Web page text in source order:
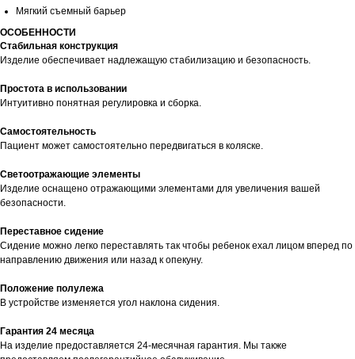
Мягкий съемный барьер
ОСОБЕННОСТИ
Стабильная конструкция
Изделие обеспечивает надлежащую стабилизацию и безопасность.
Простота в использовании
Интуитивно понятная регулировка и сборка.
Самостоятельность
Пациент может самостоятельно передвигаться в коляске.
Светоотражающие элементы
Изделие оснащено отражающими элементами для увеличения вашей
безопасности.
Переставное сидение
Сидение можно легко переставлять так чтобы ребенок ехал лицом вперед по
направлению движения или назад к опекуну.
Положение полулежа
В устройстве изменяется угол наклона сидения.
Гарантия 24 месяца
На изделие предоставляется 24-месячная гарантия. Мы также